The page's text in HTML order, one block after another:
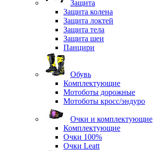
Защита
Защита колена
Защита локтей
Защита тела
Защита шеи
Панцири
Обувь
Комплектующие
Мотоботы дорожные
Мотоботы кросс/эндуро
Очки и комплектующие
Комплектующие
Очки 100%
Очки Leatt